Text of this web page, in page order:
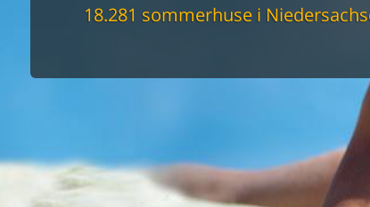
til elbil
18.281 sommerhuse i